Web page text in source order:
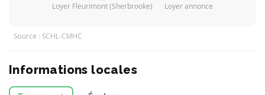
Loyer Fleurimont (Sherbrooke) Loyer annonce
Source : SCHL-CMHC
Informations locales